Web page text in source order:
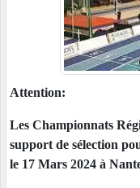
Attention:
Les Championnats
support de sélection
le 17 Mars 2024 à